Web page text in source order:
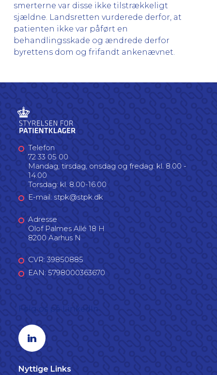
smerterne var disse ikke tilstrækkeligt
sjældne. Landsretten vurderede derfor, at
patienten ikke var påført en
behandlingsskade og ændrede derfor
byrettens dom og frifandt ankenævnet.
Telefon
72 33 05 00
Mandag, tirsdag, onsdag og fredag: kl. 8.00 -
14.00
Torsdag: kl. 8.00-16.00
E-mail: stpk@stpk.dk
Adresse
Olof Palmes Allé 18 H
8200 Aarhus N
CVR: 39850885
EAN: 5798000363670
Linkedin profil
Nyttige Links